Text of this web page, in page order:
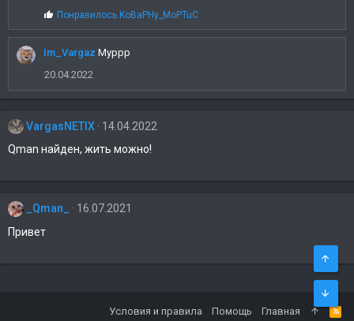
С
м
п
т
и
и
Понравилось KoBaPHy_MoPTuC
Im_Vargaz Муррр
20.04.2022
VargasNETIX
14.04.2022
Qman найден, жить можно!
_Qman_
16.07.2021
Привет
Условия и правила Помощь Главная